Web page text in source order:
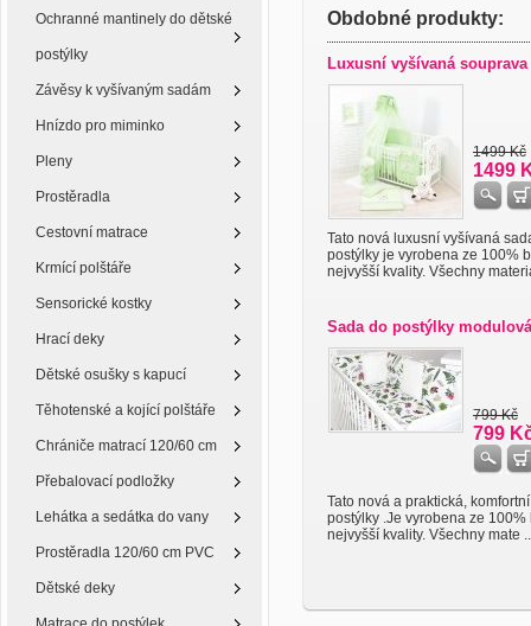
Ochranné mantinely do dětské
postýlky
Závěsy k vyšívaným sadám
Hnízdo pro miminko
Pleny
Prostěradla
Cestovní matrace
Krmící polštáře
Sensorické kostky
Hrací deky
Dětské osušky s kapucí
Těhotenské a kojící polštáře
Chrániče matrací 120/60 cm
Přebalovací podložky
Lehátka a sedátka do vany
Prostěradla 120/60 cm PVC
Dětské deky
Obdobné produkty:
Luxusní vyšívaná souprava
1499 Kč
1499
Tato nová luxusní vyšívaná
postýlky je vyrobena ze 100%
nejvyšší kvality. Všechny
Sada do postýlky
799 Kč
799
Tato nová a praktická,
postýlky .Je vyrobena ze 100%
nejvyšší kvality. Všechny mate